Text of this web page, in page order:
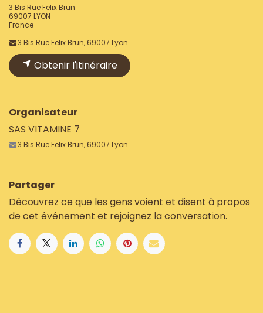
3 Bis Rue Felix Brun
69007 LYON
France
3 Bis Rue Felix Brun, 69007 Lyon
Obtenir l'itinéraire
Organisateur
SAS VITAMINE 7
3 Bis Rue Felix Brun, 69007 Lyon
Partager
Découvrez ce que les gens voient et disent à propos
de cet événement et rejoignez la conversation.